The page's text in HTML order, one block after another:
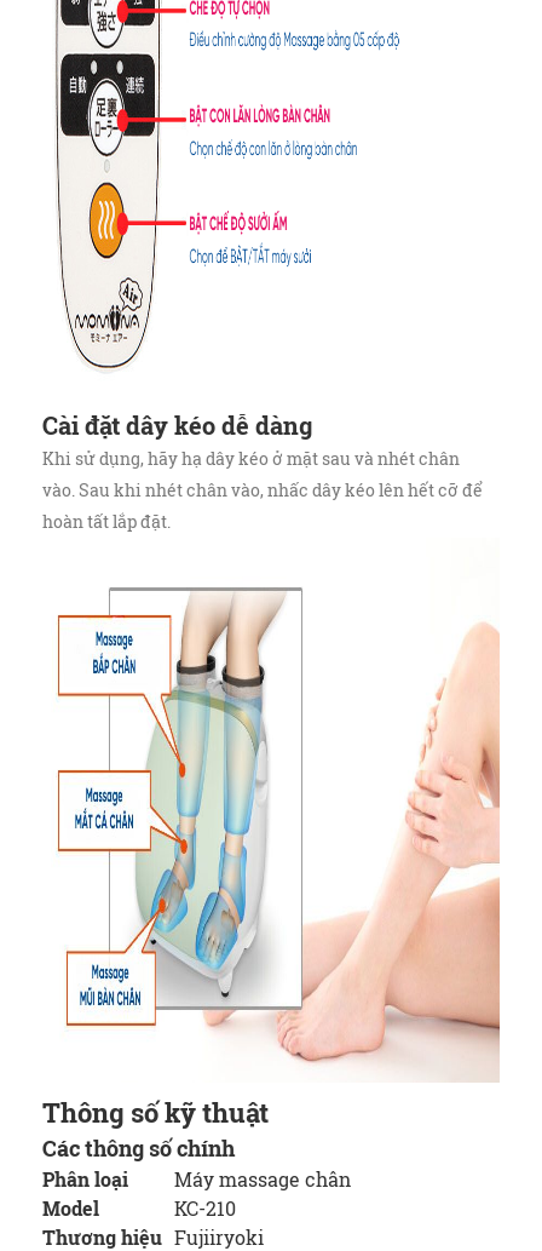
Cài đặt dây kéo dễ dàng
Khi sử dụng, hãy hạ dây kéo ở mặt sau và nhét chân
vào. Sau khi nhét chân vào, nhấc dây kéo lên hết cỡ để
hoàn tất lắp đặt.
Thông số kỹ thuật
Các thông số chính
Phân loại
Máy massage chân
Model
KC-210
Thương hiệu Fujiiryoki